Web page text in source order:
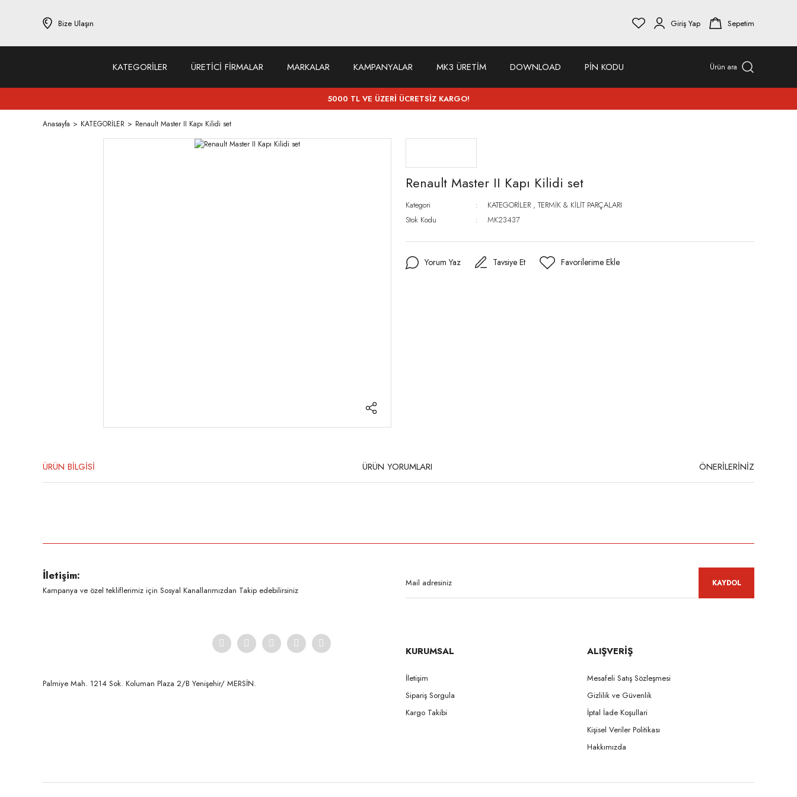
Bize Ulaşın Giriş Yap Sepetim
KATEGORİLER ÜRETİCİ FİRMALAR MARKALAR KAMPANYALAR MK3 ÜRETİM DOWNLOAD PİN KODU Ürün ara
5000 TL VE ÜZERİ ÜCRETSİZ KARGO!
Anasayfa KATEGORİLER Renault Master II Kapı Kilidi set
Renault Master II Kapı Kilidi set
Kategori KATEGORİLER ,TERMİK & KİLİT PARÇALARI
Stok Kodu
MK23437
Yorum Yaz Tavsiye Et
ÜRÜN BİLGİSİ ÜRÜN YORUMLARI ÖNERİLERİNİZ
Ürün açıklamasında eksik bilgiler bulunuyor.
Ürün bilgilerinde hatalar bulunuyor.
İletişim:
Kampanya ve özel tekliflerimiz için Sosyal Kanallarımızdan Takip edebilirsiniz
KAYDOL
Palmiye Mah. 1214 Sok. Koluman Plaza 2/B Yenişehir/ MERSİN.ㅤㅤㅤㅤㅤㅤㅤㅤㅤㅤㅤㅤㅤㅤㅤㅤㅤㅤㅤㅤㅤㅤㅤㅤㅤㅤㅤㅤㅤㅤㅤㅤㅤㅤㅤ ㅤㅤㅤㅤㅤㅤㅤㅤㅤㅤ
KURUMSAL
İletişim
Sipariş Sorgula
Kargo Takibi
ALIŞVERİŞ
Mesafeli Satış Sözleşmesi
Gizlilik ve Güvenlik
İptal İade Koşullari
Kişisel Veriler Politikası
Hakkımızda